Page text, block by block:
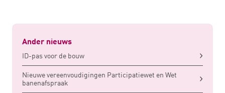
Ander nieuws
ID-pas voor de bouw
Nieuwe vereenvoudigingen Participatiewet en Wet
banenafspraak